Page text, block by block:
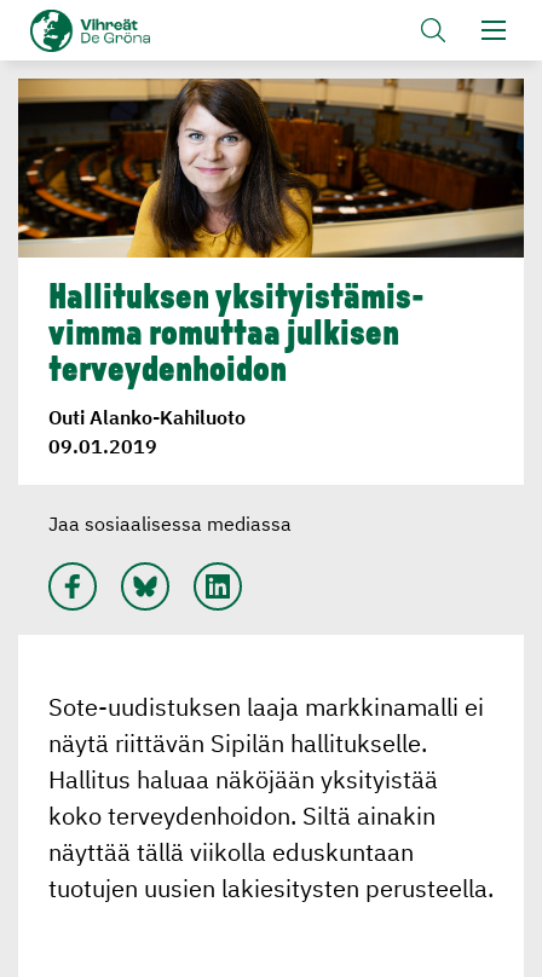
Hallituksen yksityis­tä­mis­
vimma romuttaa julkisen
terveyden­hoidon
Outi Alanko-Kahiluoto
09.01.2019
Jaa sosiaalisessa mediassa
Sote-uudistuksen laaja markkinamalli ei
näytä riittävän Sipilän hallitukselle.
Hallitus haluaa näköjään yksityistää
koko terveydenhoidon. Siltä ainakin
näyttää tällä viikolla eduskuntaan
tuotujen uusien lakiesitysten perusteella.